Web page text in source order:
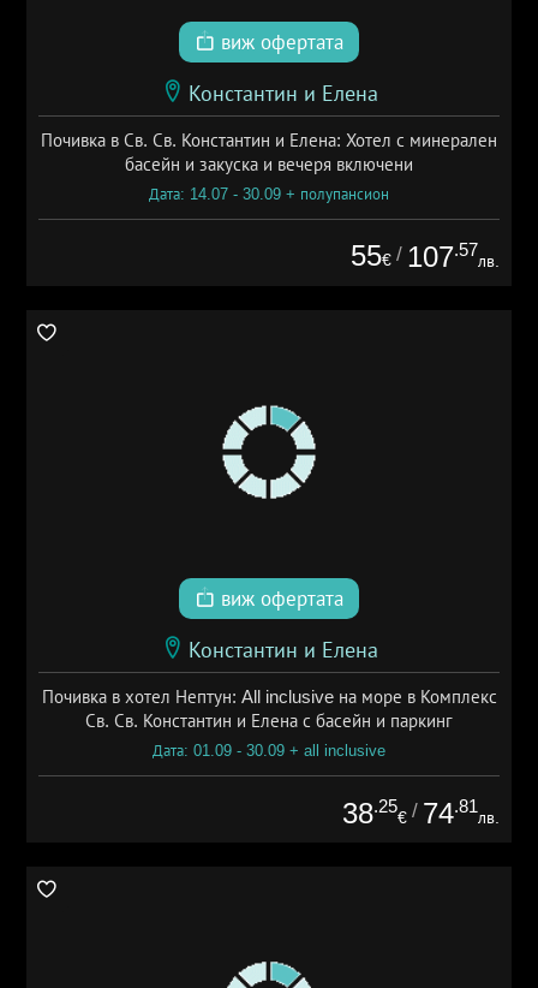
виж офертата
Константин и Елена
Почивка в Св. Св. Константин и Елена: Хотел с минерален
басейн и закуска и вечеря включени
Дата: 14.07 - 30.09 + полупансион
55€ / 107.57
лв.
виж офертата
Константин и Елена
Почивка в хотел Нептун: All inclusive на море в Комплекс
Св. Св. Константин и Елена с басейн и паркинг
Дата: 01.09 - 30.09 + all inclusive
38.25
€ / 74.81
лв.